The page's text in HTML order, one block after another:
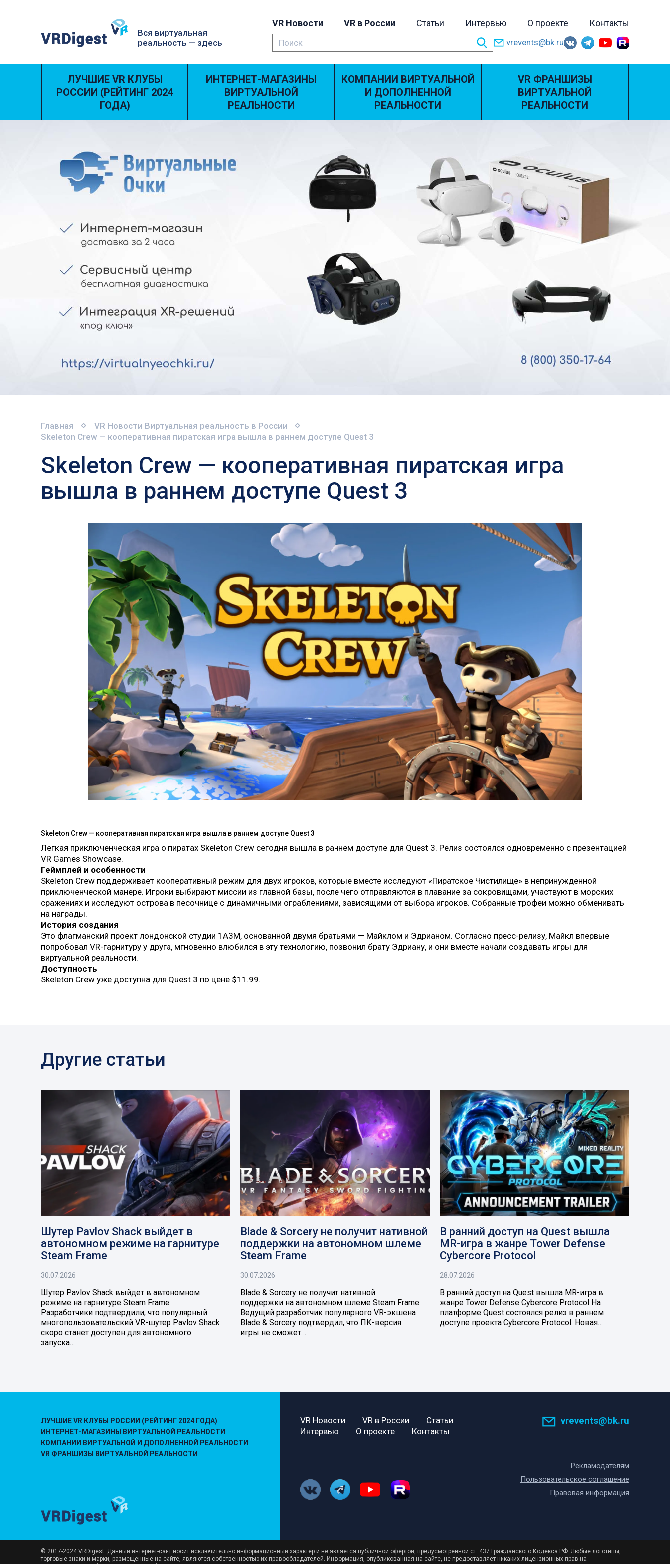
Вся виртуальная
реальность — здесь
VR Новости VR в России Статьи Интервью О проекте Контакты
vrevents@bk.ru
ЛУЧШИЕ VR КЛУБЫ
РОССИИ (РЕЙТИНГ 2024
ГОДА)
ИНТЕРНЕТ-МАГАЗИНЫ
ВИРТУАЛЬНОЙ
РЕАЛЬНОСТИ
КОМПАНИИ ВИРТУАЛЬНОЙ
И ДОПОЛНЕННОЙ
РЕАЛЬНОСТИ
VR ФРАНШИЗЫ
ВИРТУАЛЬНОЙ
РЕАЛЬНОСТИ
Главная VR Новости Виртуальная реальность в России
Skeleton Crew — кооперативная пиратская игра вышла в раннем доступе Quest 3
Skeleton Crew — кооперативная пиратская игра
вышла в раннем доступе Quest 3
Skeleton Crew — кооперативная пиратская игра вышла в раннем доступе Quest 3
Легкая приключенческая игра о пиратах Skeleton Crew сегодня вышла в раннем доступе для Quest 3. Релиз состоялся одновременно с презентацией
VR Games Showcase.
Геймплей и особенности
Skeleton Crew поддерживает кооперативный режим для двух игроков, которые вместе исследуют «Пиратское Чистилище» в непринужденной
приключенческой манере. Игроки выбирают миссии из главной базы, после чего отправляются в плавание за сокровищами, участвуют в морских
сражениях и исследуют острова в песочнице с динамичными ограблениями, зависящими от выбора игроков. Собранные трофеи можно обменивать
на награды.
История создания
Это флагманский проект лондонской студии 1A3M, основанной двумя братьями — Майклом и Эдрианом. Согласно пресс-релизу, Майкл впервые
попробовал VR-гарнитуру у друга, мгновенно влюбился в эту технологию, позвонил брату Эдриану, и они вместе начали создавать игры для
виртуальной реальности.
Доступность
Skeleton Crew уже доступна для Quest 3 по цене $11.99.
Другие статьи
Шутер Pavlov Shack выйдет в
автономном режиме на гарнитуре
Steam Frame
30.07.2026
Шутер Pavlov Shack выйдет в автономном
режиме на гарнитуре Steam Frame
Разработчики подтвердили, что популярный
многопользовательский VR-шутер Pavlov Shack
скоро станет доступен для автономного
запуска…
Blade & Sorcery не получит нативной
поддержки на автономном шлеме
Steam Frame
30.07.2026
Blade & Sorcery не получит нативной
поддержки на автономном шлеме Steam Frame
Ведущий разработчик популярного VR-экшена
Blade & Sorcery подтвердил, что ПК-версия
игры не сможет…
В ранний доступ на Quest вышла
MR-игра в жанре Tower Defense
Cybercore Protocol
28.07.2026
В ранний доступ на Quest вышла MR-игра в
жанре Tower Defense Cybercore Protocol На
платформе Quest состоялся релиз в раннем
доступе проекта Cybercore Protocol. Новая…
ЛУЧШИЕ VR КЛУБЫ РОССИИ (РЕЙТИНГ 2024 ГОДА)
ИНТЕРНЕТ-МАГАЗИНЫ ВИРТУАЛЬНОЙ РЕАЛЬНОСТИ
КОМПАНИИ ВИРТУАЛЬНОЙ И ДОПОЛНЕННОЙ РЕАЛЬНОСТИ
VR ФРАНШИЗЫ ВИРТУАЛЬНОЙ РЕАЛЬНОСТИ
VR Новости VR в России
Статьи
Интервью
О проекте Контакты
vrevents@bk.ru
Рекламодателям
Пользовательское соглашение
Правовая информация
© 2017-2024 VRDigest. Данный интернет-сайт носит исключительно информационный характер и не является публичной офертой, предусмотренной ст. 437 Гражданского Кодекса РФ. Любые логотипы,
торговые знаки и марки, размещенные на сайте, являются собственностью их правообладателей. Информация, опубликованная на сайте, не предоставляет никаких лицензионных прав на